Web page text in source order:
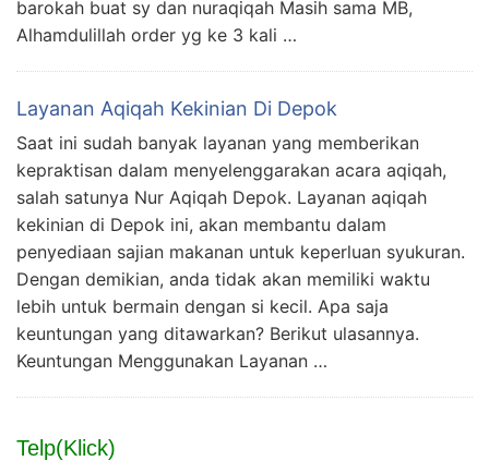
barokah buat sy dan nuraqiqah Masih sama MB,
Alhamdulillah order yg ke 3 kali …
Layanan Aqiqah Kekinian Di Depok
Saat ini sudah banyak layanan yang memberikan
kepraktisan dalam menyelenggarakan acara aqiqah,
salah satunya Nur Aqiqah Depok. Layanan aqiqah
kekinian di Depok ini, akan membantu dalam
penyediaan sajian makanan untuk keperluan syukuran.
Dengan demikian, anda tidak akan memiliki waktu
lebih untuk bermain dengan si kecil. Apa saja
keuntungan yang ditawarkan? Berikut ulasannya.
Keuntungan Menggunakan Layanan …
Telp(Klick)